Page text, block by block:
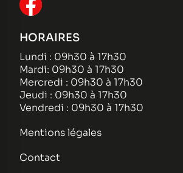
HORAIRES
Lundi : 09h30 à 17h30
Mardi: 09h30 à 17h30
Mercredi : 09h30 à 17h30
Jeudi : 09h30 à 17h30
Vendredi : 09h30 à 17h30
Mentions légales
Contact